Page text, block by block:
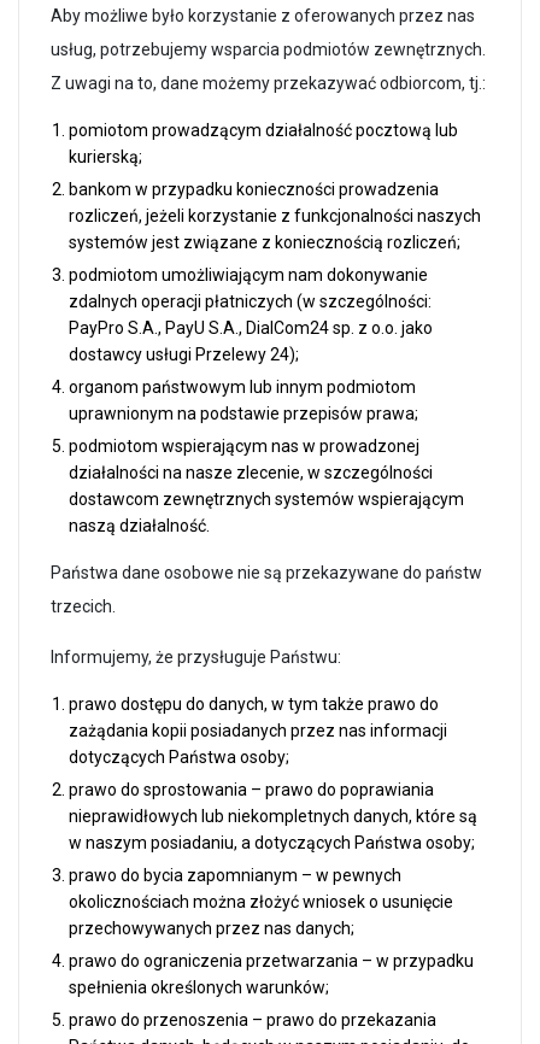
Aby możliwe było korzystanie z oferowanych przez nas
usług, potrzebujemy wsparcia podmiotów zewnętrznych.
Z uwagi na to, dane możemy przekazywać odbiorcom, tj.:
pomiotom prowadzącym działalność pocztową lub
kurierską;
bankom w przypadku konieczności prowadzenia
rozliczeń, jeżeli korzystanie z funkcjonalności naszych
systemów jest związane z koniecznością rozliczeń;
podmiotom umożliwiającym nam dokonywanie
zdalnych operacji płatniczych (w szczególności:
PayPro S.A., PayU S.A., DialCom24 sp. z o.o. jako
dostawcy usługi Przelewy 24);
organom państwowym lub innym podmiotom
uprawnionym na podstawie przepisów prawa;
podmiotom wspierającym nas w prowadzonej
działalności na nasze zlecenie, w szczególności
dostawcom zewnętrznych systemów wspierającym
naszą działalność.
Państwa dane osobowe nie są przekazywane do państw
trzecich.
Informujemy, że przysługuje Państwu:
prawo dostępu do danych, w tym także prawo do
zażądania kopii posiadanych przez nas informacji
dotyczących Państwa osoby;
prawo do sprostowania – prawo do poprawiania
nieprawidłowych lub niekompletnych danych, które są
w naszym posiadaniu, a dotyczących Państwa osoby;
prawo do bycia zapomnianym – w pewnych
okolicznościach można złożyć wniosek o usunięcie
przechowywanych przez nas danych;
prawo do ograniczenia przetwarzania – w przypadku
spełnienia określonych warunków;
prawo do przenoszenia – prawo do przekazania